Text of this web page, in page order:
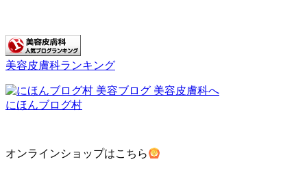
美容皮膚科ランキング
にほんブログ村
オンラインショップはこちら